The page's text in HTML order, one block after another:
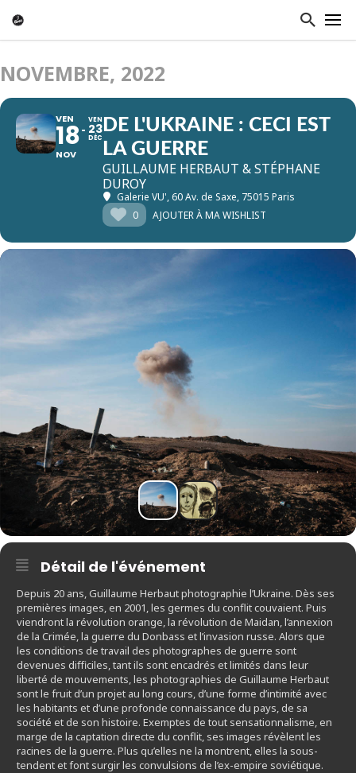
NOVEMBRE, 2022
VEN
18
NOV
VEN
23
DÉC
DE L'UKRAINE : CECI EST
LA GUERRE
GUILLAUME HERBAUT & STÉPHANE
DUROY
Galerie VU', 60 Av. de Saxe, 75015 Paris
0
AJOUTER À MA WISHLIST
Détail de l'événement
Depuis 20 ans, Guillaume Herbaut photographie l’Ukraine. Dès ses
premières images, en 2001, les germes du conflit couvaient. Puis
viendront la révolution orange, la révolution de Maidan, l’annexion
de la Crimée, la guerre du Donbass et l’invasion russe. Alors que
les conditions de travail des photographes de guerre sont
devenues difficiles, tant ils sont encadrés et limités dans leur
liberté de mouvements, les photographies de Guillaume Herbaut
sont le fruit d’un projet au long cours, d’une forme d’intimité avec
les habitants et d’une profonde connaissance du pays, de sa
société et de son histoire. Exemptes de tout sensationnalisme, en
marge de la captation directe du conflit, ses images révèlent les
racines de la guerre. Plus qu’elles ne la montrent, elles la sous-
tendent et font surgir les convulsions de l’ex-empire soviétique.